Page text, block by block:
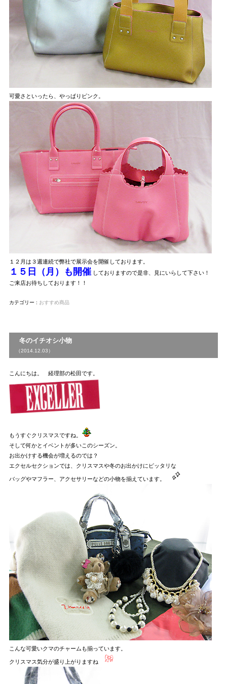
可愛さといったら、やっぱりピンク。
１２月は３週連続で弊社で展示会を開催しております。
１５日（月）も開催しておりますので是非、見にいらして下さい！
ご来店お待ちしております！！
カテゴリー : おすすめ商品
冬のイチオシ小物
（2014.12.03）
こんにちは。 経理部の松田です。
もうすぐクリスマスですね。
そして何かとイベントが多いこのシーズン。
お出かけする機会が増えるのでは？
エクセルセクションでは、クリスマスや冬のお出かけにピッタリな
バッグやマフラー、アクセサリーなどの小物を揃えています。
こんな可愛いクマのチャームも揃っています。
クリスマス気分が盛り上がりますね